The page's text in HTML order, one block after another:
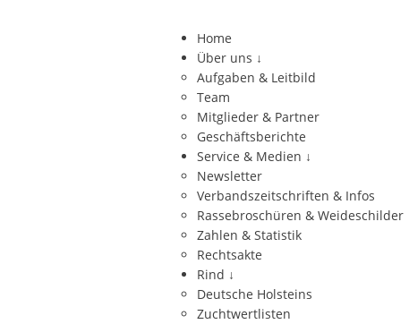
Home
Über uns ↓
Aufgaben & Leitbild
Team
Mitglieder & Partner
Geschäftsberichte
Service & Medien ↓
Newsletter
Verbandszeitschriften & Infos
Rassebroschüren & Weideschilder
Zahlen & Statistik
Rechtsakte
Rind ↓
Deutsche Holsteins
Zuchtwertlisten